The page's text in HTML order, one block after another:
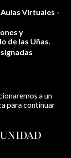
Virtuales -
y
de las Uñas.
a un
para continuar